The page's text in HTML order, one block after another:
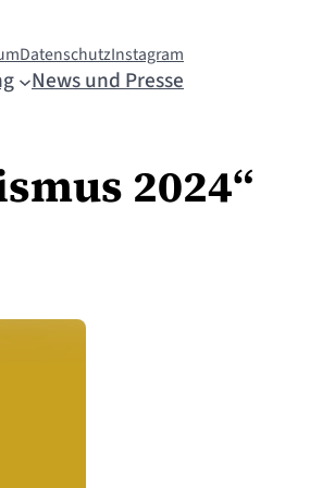
DatenschutzInstagram
News und Presse
2024“